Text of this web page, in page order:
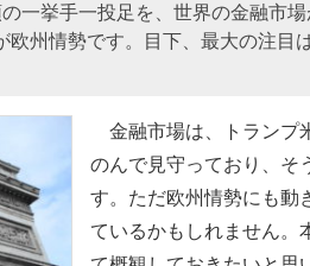
一挙手一投足を、世界の金融市
州情勢です。目下、最大の注目
金融市場は、トランプ
のんで見守っており、そ
す。ただ欧州情勢にも動
ているかもしれません。